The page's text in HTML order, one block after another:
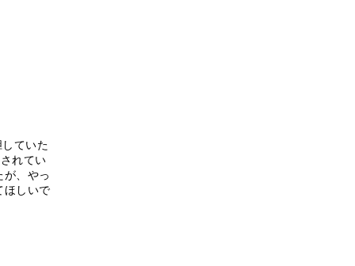
ていた
れてい
、やっ
ほしいで